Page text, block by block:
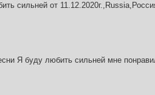
сильней от
Я буду любить сильней мне